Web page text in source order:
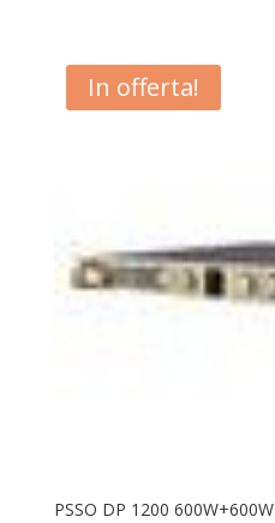
In offerta!
PSSO DP 1200 600W+600W